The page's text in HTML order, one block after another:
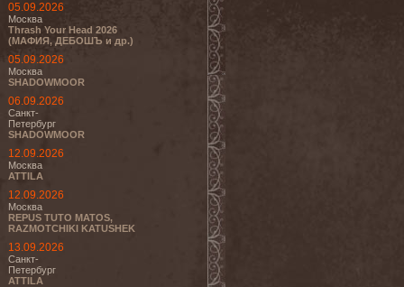
05.09.2026
Москва
Thrash Your Head 2026
(МАФИЯ, ДЕБОШЪ и др.)
05.09.2026
Москва
SHADOWMOOR
06.09.2026
Санкт-
Петербург
SHADOWMOOR
12.09.2026
Москва
ATTILA
12.09.2026
Москва
REPUS TUTO MATOS,
RAZMOTCHIKI KATUSHEK
13.09.2026
Санкт-
Петербург
ATTILA